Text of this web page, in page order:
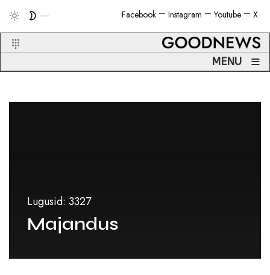
X
Youtube
Instagram
Facebook
MENU ≡
Lugusid: 3327
Majandus